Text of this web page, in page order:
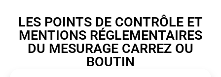
LES POINTS DE CONTRÔLE ET
MENTIONS RÉGLEMENTAIRES
DU MESURAGE CARREZ OU
BOUTIN